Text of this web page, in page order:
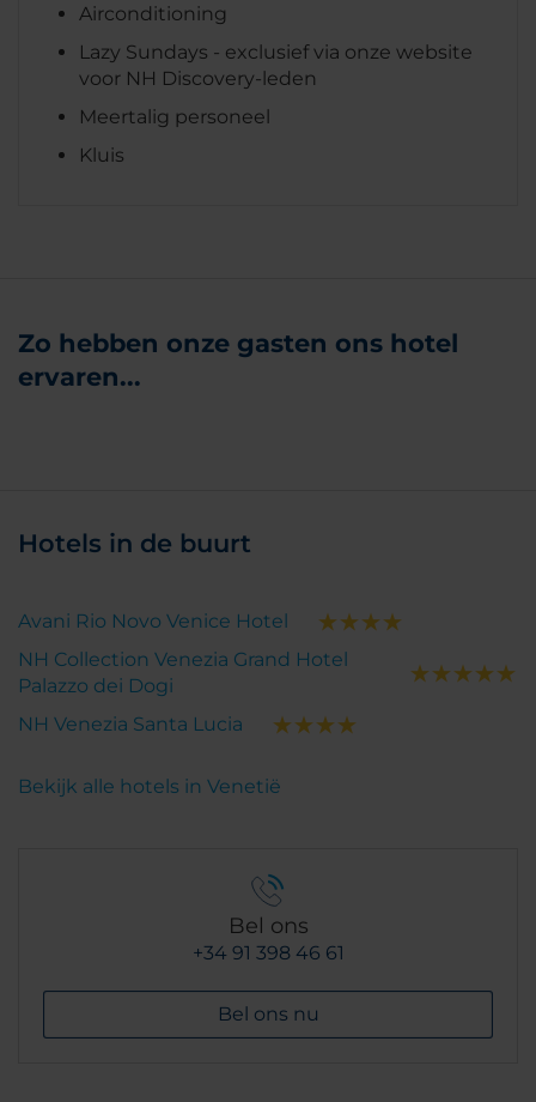
Airconditioning
Lazy Sundays - exclusief via onze website
voor NH Discovery-leden
Meertalig personeel
Kluis
Zo hebben onze gasten ons hotel
ervaren...
Hotels in de buurt
Avani Rio Novo Venice Hotel
NH Collection Venezia Grand Hotel
Palazzo dei Dogi
NH Venezia Santa Lucia
Bekijk alle hotels in Venetië
Bel ons
+34 91 398 46 61
Bel ons nu